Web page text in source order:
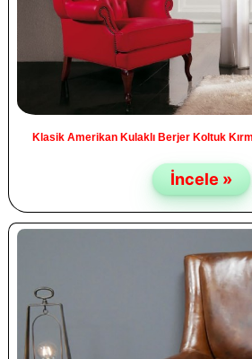
Klasik Amerikan Kulaklı Berjer Koltuk
İncele »